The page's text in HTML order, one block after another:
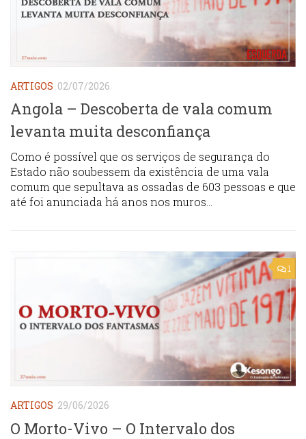
ARTIGOS 02/07/2026
Angola – Descoberta de vala comum
levanta muita desconfiança
Como é possível que os serviços de segurança do
Estado não soubessem da existência de uma vala
comum que sepultava as ossadas de 603 pessoas e que
até foi anunciada há anos nos muros...
1
ARTIGOS 29/06/2026
O Morto-Vivo – O Intervalo dos